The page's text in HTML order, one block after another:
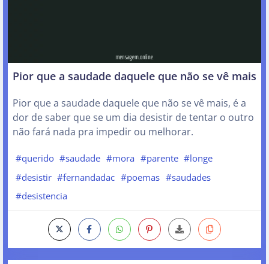
Pior que a saudade daquele que não se vê mais
Pior que a saudade daquele que não se vê mais, é a
dor de saber que se um dia desistir de tentar o outro
não fará nada pra impedir ou melhorar.
#querido #saudade #mora #parente #longe
#desistir #fernandadac #poemas #saudades
#desistencia